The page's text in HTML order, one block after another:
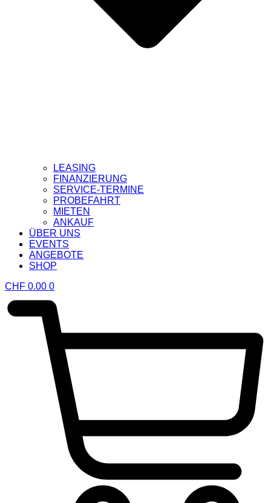
LEASING
FINANZIERUNG
SERVICE-TERMINE
PROBEFAHRT
MIETEN
ANKAUF
ÜBER UNS
EVENTS
ANGEBOTE
SHOP
CHF 0.00 0